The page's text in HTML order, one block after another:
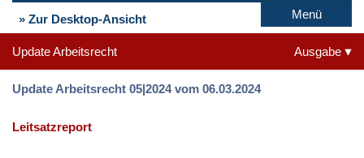
» Zur Desktop-Ansicht Menü
Update Arbeitsrecht Ausgabe
Update Arbeitsrecht 05|2024 vom 06.03.2024
Leitsatzreport